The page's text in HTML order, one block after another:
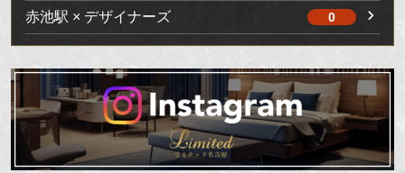
赤池駅 × デザイナーズ 0